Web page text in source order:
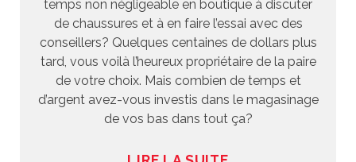
temps non négligeable en boutique à discuter
de chaussures et à en faire l’essai avec des
conseillers? Quelques centaines de dollars plus
tard, vous voilà l’heureux propriétaire de la paire
de votre choix. Mais combien de temps et
d’argent avez-vous investis dans le magasinage
de vos bas dans tout ça?